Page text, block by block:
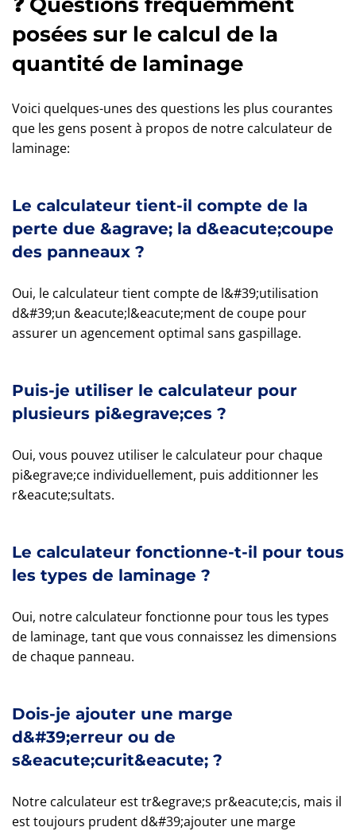
posées sur le calcul de la
quantité de laminage
Voici quelques-unes des questions les plus courantes
que les gens posent à propos de notre calculateur de
laminage:
Le calculateur tient-il compte de la
perte due &agrave; la d&eacute;coupe
des panneaux ?
Oui, le calculateur tient compte de l&#39;utilisation
d&#39;un &eacute;l&eacute;ment de coupe pour
assurer un agencement optimal sans gaspillage.
Puis-je utiliser le calculateur pour
plusieurs pi&egrave;ces ?
Oui, vous pouvez utiliser le calculateur pour chaque
pi&egrave;ce individuellement, puis additionner les
r&eacute;sultats.
Le calculateur fonctionne-t-il pour tous
les types de laminage ?
Oui, notre calculateur fonctionne pour tous les types
de laminage, tant que vous connaissez les dimensions
de chaque panneau.
Dois-je ajouter une marge
d&#39;erreur ou de
s&eacute;curit&eacute; ?
Notre calculateur est tr&egrave;s pr&eacute;cis, mais il
est toujours prudent d&#39;ajouter une marge